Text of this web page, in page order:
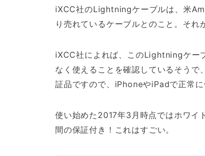
iXCC社のLightningケーブルは、米
り売れているケーブルとのこと。それ
iXCC社によれば、このLightningケー
なく使えることを確認しているそう
証品ですので、iPhoneやiPadで正常に
使い始めた2017年3月時点ではホワイ
間の保証付き！これはすごい。